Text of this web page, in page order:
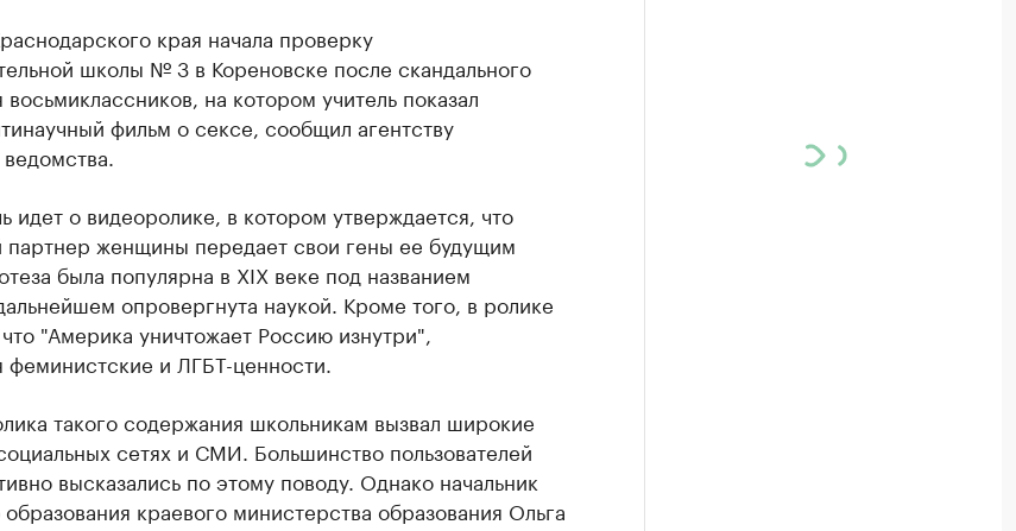
края начала проверку
школы № 3 в Кореновске после скандального
на котором учитель показал
фильм о сексе, сообщил агентству
идет о видеоролике, в котором утверждается, что
партнер женщины передает свои гены ее будущим
была популярна в XIX веке под названием
опровергнута наукой. Кроме того, в ролике
"Америка уничтожает Россию изнутри",
феминистские и ЛГБТ-ценности.
такого содержания школьникам вызвал широкие
сетях и СМИ. Большинство пользователей
высказались по этому поводу. Однако начальник
краевого министерства образования Ольга